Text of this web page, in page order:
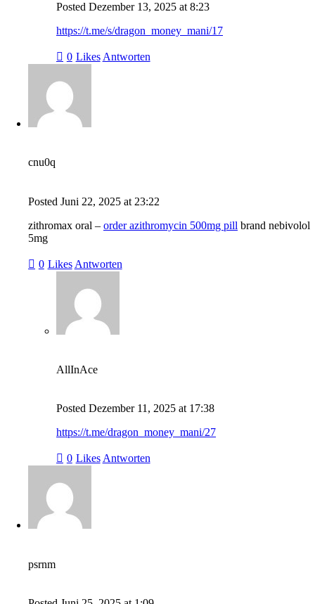
Posted Dezember 13, 2025 at 8:23
https://t.me/s/dragon_money_mani/17
0 Likes Antworten
cnu0q
Posted Juni 22, 2025 at 23:22
zithromax oral – order azithromycin 500mg pill brand nebivolol
5mg
0 Likes Antworten
AllInAce
Posted Dezember 11, 2025 at 17:38
https://t.me/dragon_money_mani/27
0 Likes Antworten
psrnm